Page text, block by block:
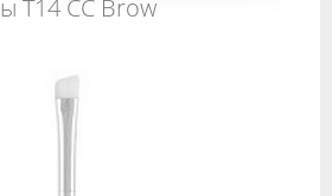
Т14 CC Brow